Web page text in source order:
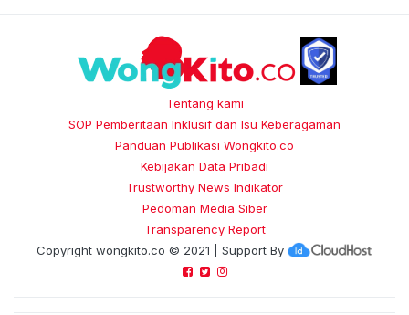
Tentang kami
SOP Pemberitaan Inklusif dan Isu Keberagaman
Panduan Publikasi Wongkito.co
Kebijakan Data Pribadi
Trustworthy News Indikator
Pedoman Media Siber
Transparency Report
Copyright wongkito.co © 2021 | Support By